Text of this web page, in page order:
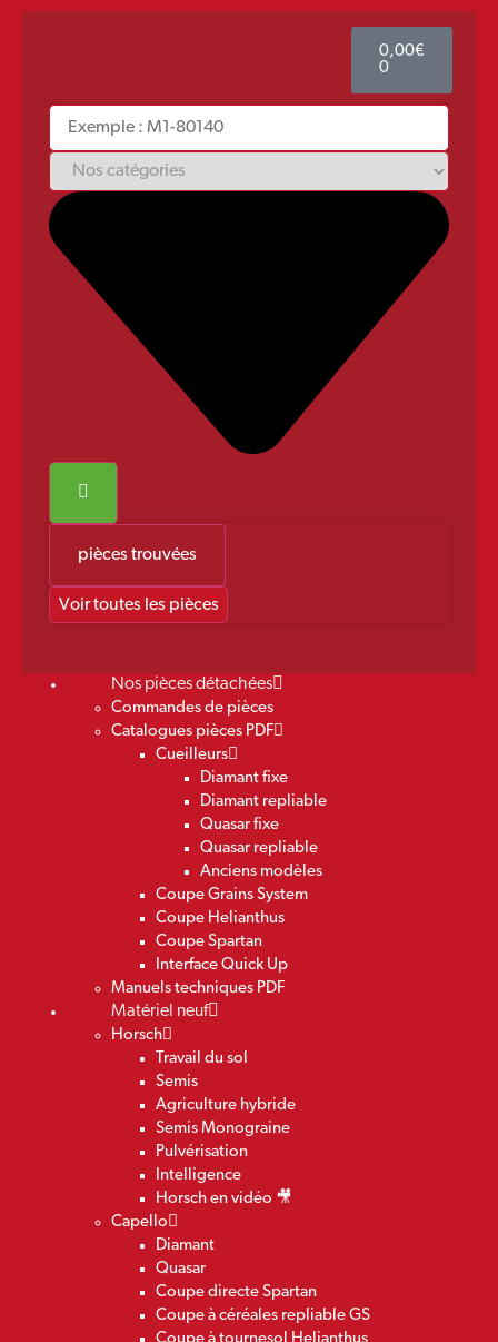
0,00€
0
pièces trouvées
Voir toutes les pièces
Nos pièces détachées
Commandes de pièces
Catalogues pièces PDF
Cueilleurs
Diamant fixe
Diamant repliable
Quasar fixe
Quasar repliable
Anciens modèles
Coupe Grains System
Coupe Helianthus
Coupe Spartan
Interface Quick Up
Manuels techniques PDF
Matériel neuf
Horsch
Travail du sol
Semis
Agriculture hybride
Semis Monograine
Pulvérisation
Intelligence
Horsch en vidéo 🎥
Capello
Diamant
Quasar
Coupe directe Spartan
Coupe à céréales repliable GS